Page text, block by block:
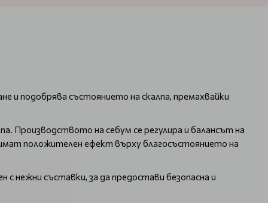
и подобрява състоянието на скалпа, премахвайки
Производството на себум се регулира и балансът на
положителен ефект върху благосъстоянието на
нежни съставки, за да предостави безопасна и